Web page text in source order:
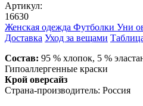
Артикул:
16630
Женская одежда Футболки Уни
Доставка Уход за вещами
Состав: 95 % хлопок, 5 %
Гипоаллергенные краски
Крой оверсайз
Страна-производитель: Россия